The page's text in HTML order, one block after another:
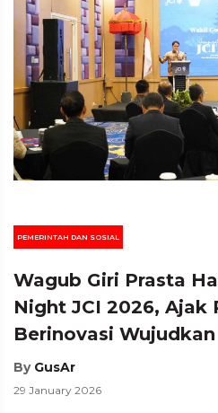
PEMERINTAH DAN SOSIAL
Wagub Giri Prasta
Night JCI 2026, Ajak
Berinovasi
By GusAr
29 January 2026